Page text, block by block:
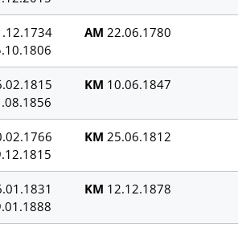
AM 22.06.1780
KM 10.06.1847
KM 25.06.1812
KM 12.12.1878